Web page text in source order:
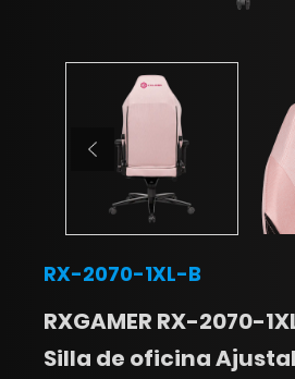
RX-2070-1XL-B
RXGAMER RX-2070-
Silla de oficina